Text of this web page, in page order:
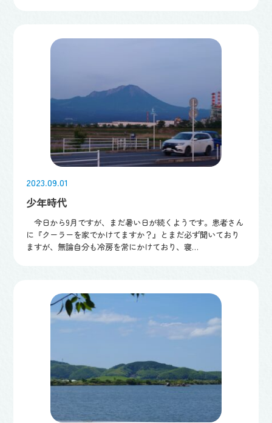
2023.09.01
少年時代
今日から9月ですが、まだ暑い日が続くようです。患者さん
に『クーラーを家でかけてますか？』とまだ必ず聞いており
ますが、無論自分も冷房を常にかけており、寝…